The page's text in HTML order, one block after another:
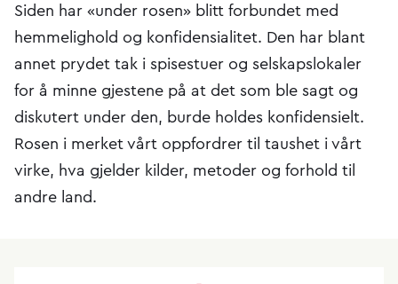
Siden har «under rosen» blitt forbundet med
hemmelighold og konfidensialitet. Den har blant
annet prydet tak i spisestuer og selskapslokaler
for å minne gjestene på at det som ble sagt og
diskutert under den, burde holdes konfidensielt.
Rosen i merket vårt oppfordrer til taushet i vårt
virke, hva gjelder kilder, metoder og forhold til
andre land.